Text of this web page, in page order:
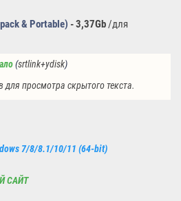
& Portable) -3,37Gb/для
(srtlink+ydisk)
просмотра скрытого текста.
7/8/8.1/10/11 (64-bit)
САЙТ